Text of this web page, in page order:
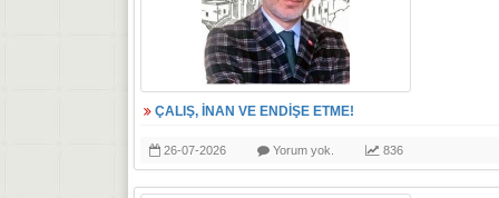
ÇALIŞ, İNAN VE ENDİŞE ETME!
26-07-2026 Yorum yok. 836